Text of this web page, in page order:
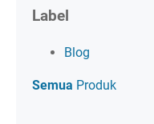
Label
Blog
Semua Produk